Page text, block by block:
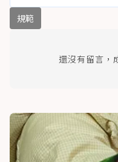
規範
還沒有留言，